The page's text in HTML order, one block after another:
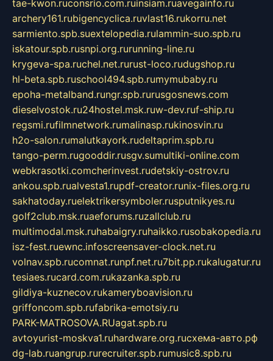
tae-kwon.ruconsrio.com.ruinsiam.ruavegainfo.ru
archery161.rubigencyclica.ruvlast16.rukorru.net
sarmiento.spb.suextelopedia.rulammin-suo.spb.ru
iskatour.spb.rusnpi.org.rurunning-line.ru
krygeva-spa.ruchel.net.rurust-loco.rudugshop.ru
hl-beta.spb.ruschool494.spb.rumymubaby.ru
epoha-metalband.rungr.spb.rurusgosnews.com
dieselvostok.ru24hostel.msk.ruw-dev.ruf-ship.ru
regsmi.rufilmnetwork.rumalinasp.rukinosvin.ru
h2o-salon.rumalutkayork.rudeltaprim.spb.ru
tango-perm.rugooddir.rusgv.sumultiki-online.com
webkrasotki.comcherinvest.rudetskiy-ostrov.ru
ankou.spb.rualvesta1.rupdf-creator.runix-files.org.ru
sakhatoday.ruelektrikersymboler.rusputnikyes.ru
golf2club.msk.ruaeforums.ruzallclub.ru
multimodal.msk.ruhabaigry.ruhaikko.rusobakopedia.ru
isz-fest.ruewnc.infoscreensaver-clock.net.ru
volnav.spb.rucomnat.runpf.net.ru7bit.pp.rukalugatur.ru
tesiaes.rucard.com.rukazanka.spb.ru
gildiya-kuznecov.rukameryboavision.ru
griffoncom.spb.rufabrika-emotsiy.ru
PARK-MATROSOVA.RUagat.spb.ru
avtoyurist-moskva1.ruhardware.org.ruсхема-авто.рф
dg-lab.ruangrup.rurecruiter.spb.rumusic8.spb.ru